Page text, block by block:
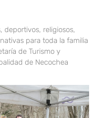
deportivos, religiosos,
para toda la familia
de Turismo y
de Necochea